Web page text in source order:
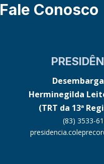
Fale Conosco
Herminegilda
(TRT da 13ª
(83) 3533-